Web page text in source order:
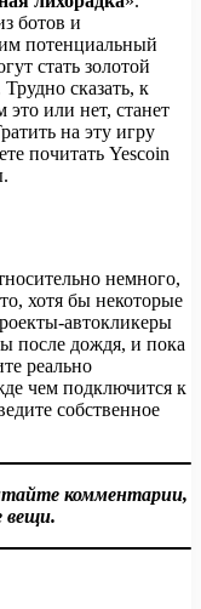
ботов и
потенциальный
стать золотой
сказать, к
это или нет, станет
на эту игру
почитать Yescoin
немного,
хотя бы некоторые
автокликеры
после дождя, и пока
реально
чем подключится к
собственное
комментарии,
вещи.